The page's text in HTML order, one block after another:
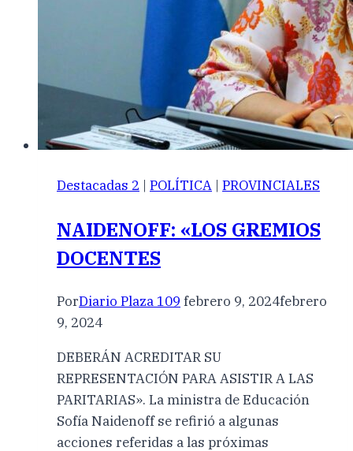
Destacadas 2 | POLÍTICA | PROVINCIALES
NAIDENOFF: «LOS GREMIOS
DOCENTES
PorDiario Plaza 109 febrero 9, 2024febrero
9, 2024
DEBERÁN ACREDITAR SU
REPRESENTACIÓN PARA ASISTIR A LAS
PARITARIAS». La ministra de Educación
Sofía Naidenoff se refirió a algunas
acciones referidas a las próximas